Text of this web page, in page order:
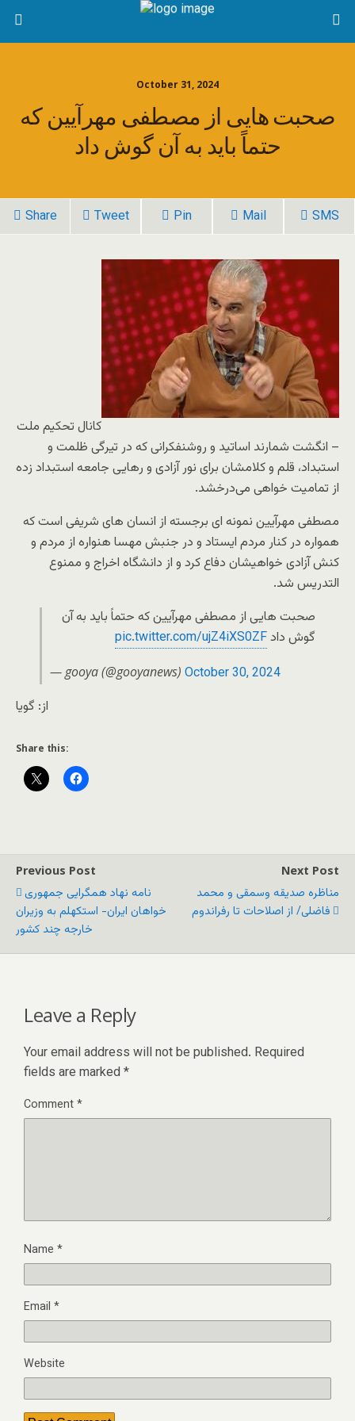
October 31, 2024
صحبت هایی از مصطفی مهرآیین که
حتماً باید به آن گوش داد
Share Tweet Pin Mail SMS
کانال تحکیم ملت
– انگشت شمارند اساتید و روشنفکرانی که در تیرگی ظلمت و
استبداد، قلم و کلامشان برای نور آزادی و رهایی جامعه استبداد زده
از تمامیت خواهی می‌درخشد.
مصطفی مهرآیین نمونه ای برجسته از انسان های شریفی است که
همواره در کنار مردم ایستاد و در جنبش مهسا هنواره از مردم و
کنش آزادی خواهیشان دفاع کرد و از دانشگاه اخراج و ممنوع
التدریس شد.
صحبت هایی از مصطفی مهرآیین که حتماً باید به آن
گوش دادpic.twitter.com/ujZ4iXS0ZF
— gooya (@gooyanews) October 30, 2024
از: گویا
Share this:
Previous Post
نامه نهاد همگرایی جمهوری
خواهان ایران- استکهلم به وزیران
خارجه چند کشور
Next Post
مناظره صدیقه وسمقی و محمد
فاضلی/ از اصلاحات تا رفراندوم
Leave a Reply
Your email address will not be published. Required
fields are marked *
Comment*
Name *
Email *
Website